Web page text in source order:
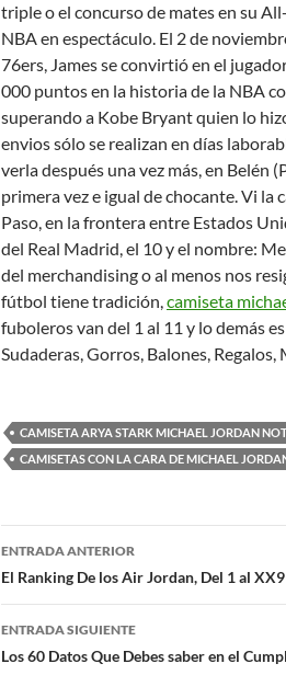
triple o el concurso de mates en su
NBA en espectáculo. El 2 de
76ers, James se convirtió en el
000 puntos en la historia de la NBA
superando a Kobe Bryant quien lo
envios sólo se realizan en días
verla después una vez más, en Belén
primera vez e igual de chocante. Vi la
Paso, en la frontera entre Estados
del Real Madrid, el 10 y el nombre:
del merchandising o al menos nos
fútbol tiene tradición,camiseta
fuboleros van del 1 al 11 y lo demás
Sudaderas, Gorros, Balones,
CAMISETA ARYA STARK MICHAEL JORDAN
CAMISETAS CON LA CARA DE MICHAEL
Navegación
de
entradas
ENTRADA ANTERIOR
El Ranking De los Air Jordan, Del 1 al XX9
ENTRADA SIGUIENTE
Los 60 Datos Que Debes saber en el